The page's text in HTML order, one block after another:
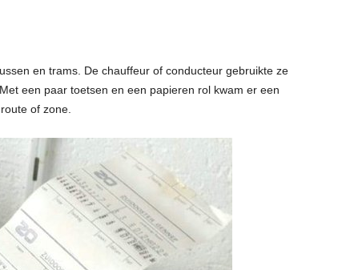
en trams. De chauffeur of conducteur gebruikte ze
een paar toetsen en een papieren rol kwam er een
of zone.